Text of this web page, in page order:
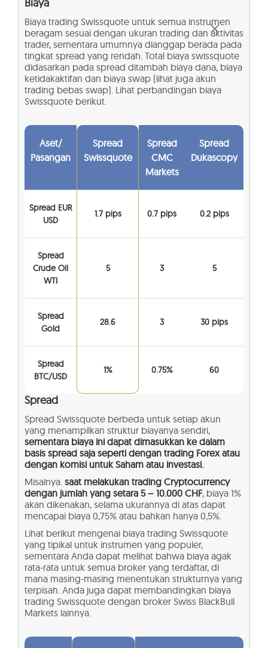
Biaya trading Swissquote untuk semua instrumen
beragam sesuai dengan ukuran trading dan aktivitas
trader, sementara umumnya dianggap berada pada
tingkat spread yang rendah. Total biaya swissquote
didasarkan pada spread ditambah biaya dana, biaya
ketidakaktifan dan biaya swap (lihat juga akun
trading bebas swap). Lihat perbandingan biaya
Swissquote berikut.
Aset/
Pasangan
Spread
Swissquote
Spread
CMC
Markets
Spread
Dukascopy
Spread EUR
USD
1.7 pips 0.7 pips 0.2 pips
Spread
Crude Oil
WTI
5 3 5
Spread
Gold
28.6 3 30 pips
Spread
BTC/USD
1% 0.75% 60
Spread
Spread Swissquote berbeda untuk setiap akun
yang menampilkan struktur biayanya sendiri,
sementara biaya ini dapat dimasukkan ke dalam
basis spread saja seperti dengan trading Forex atau
dengan komisi untuk Saham atau investasi.
Misalnya. saat melakukan trading Cryptocurrency
dengan jumlah yang setara 5 – 10.000 CHF, biaya 1%
akan dikenakan, selama ukurannya di atas dapat
mencapai biaya 0,75% atau bahkan hanya 0,5%.
Lihat berikut mengenai biaya trading Swissquote
yang tipikal untuk instrumen yang populer,
sementara Anda dapat melihat bahwa biaya agak
rata-rata untuk semua broker yang terdaftar, di
mana masing-masing menentukan strukturnya yang
terpisah. Anda juga dapat membandingkan biaya
trading Swissquote dengan broker Swiss BlackBull
Markets lainnya.